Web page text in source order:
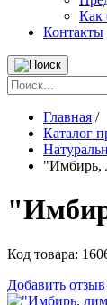
Как
Контакты
Главная /
Каталог
"Имбирь,
Код товара:
Добавить отзыв